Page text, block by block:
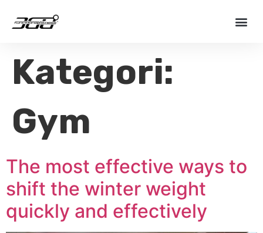
Kategori:
Gym
The most effective ways to
shift the winter weight
quickly and effectively